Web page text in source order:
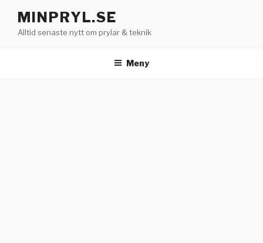
innehåll
MINPRYL.SE
Alltid senaste nytt om prylar & teknik
Meny